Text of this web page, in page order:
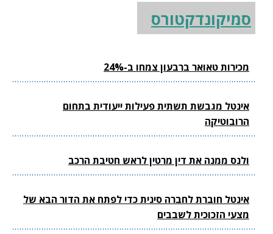
סמיקונדקטורס
מכירות טאואר ברבעון צמחו ב-24%
אינטל מגבשת תשתית פעילות ייעודית בתחום
הרובוטיקה
ולנס ממנה את דין מרטין לראש חטיבת הרכב
אינטל חוברת לחברה סינית כדי לפתח את הדור הבא של
מצעי הזכוכית לשבבים